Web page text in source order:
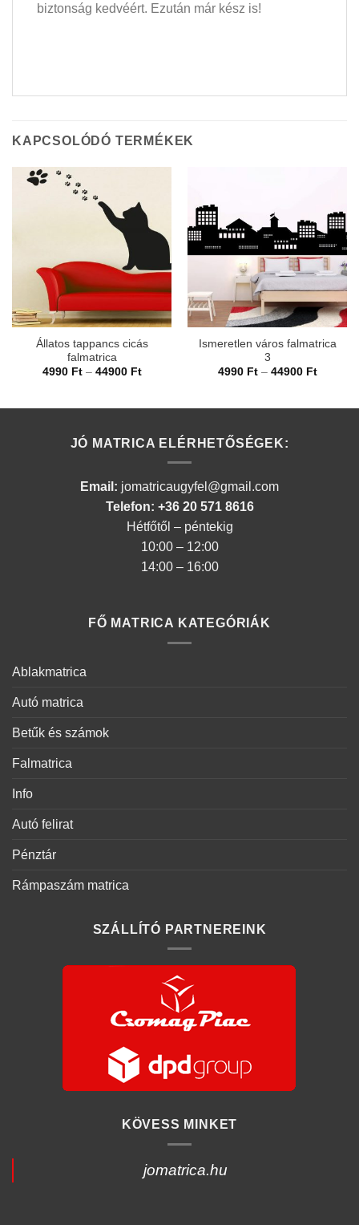
biztonság kedvéért. Ezután már kész is!
KAPCSOLÓDÓ TERMÉKEK
Állatos tappancs cicás
falmatrica
4990 Ft – 44900 FtÁrtartomány:
Ismeretlen város falmatrica
3
4990 Ft – 44900 Ft
JÓ MATRICA ELÉRHETŐSÉGEK:
Email: jomatricaugyfel@gmail.com
Telefon: +36 20 571 8616
Hétfőtől – péntekig
10:00 – 12:00
14:00 – 16:00
FŐ MATRICA KATEGÓRIÁK
Ablakmatrica
Autó matrica
Betűk és számok
Falmatrica
Info
Autó felirat
Pénztár
Rámpaszám matrica
SZÁLLÍTÓ PARTNEREINK
KÖVESS MINKET
jomatrica.hu